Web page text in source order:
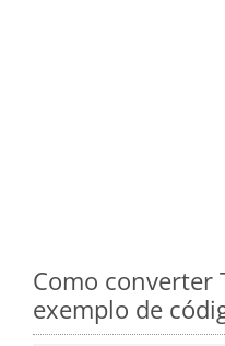
Como converter
exemplo de